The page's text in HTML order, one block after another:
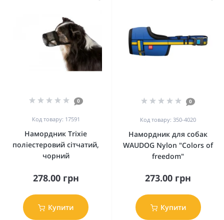
0
Код товару: 17591
Намордник Trixie
поліестеровий сітчатий,
чорний
278.00 грн
Купити
0
Код товару: 350-4020
Намордник для собак
WAUDOG Nylon "Colors of
freedom"
273.00 грн
Купити